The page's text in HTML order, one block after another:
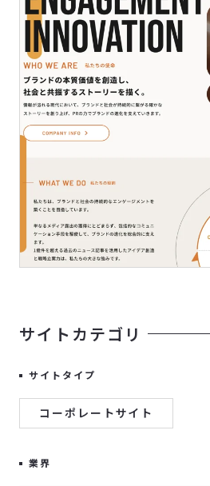
サイトカテゴリ
サイトタイプ
コーポレートサイト
業界